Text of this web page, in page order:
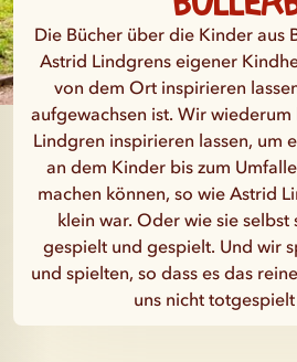
Die Bücher über die Kinder aus
Astrid Lindgrens eigener
von dem Ort inspirieren
aufgewachsen ist. Wir
Lindgren inspirieren lassen, um
an dem Kinder bis zum
machen können, so wie Astrid
klein war. Oder wie sie selbst
gespielt und gespielt. Und wir
und spielten, so dass es das
uns nicht totgespielt